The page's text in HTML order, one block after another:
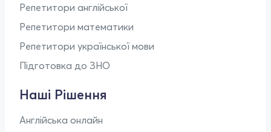
Репетитори англійської
Репетитори математики
Репетитори української мови
Підготовка до ЗНО
Наші Рішення
Англійська онлайн